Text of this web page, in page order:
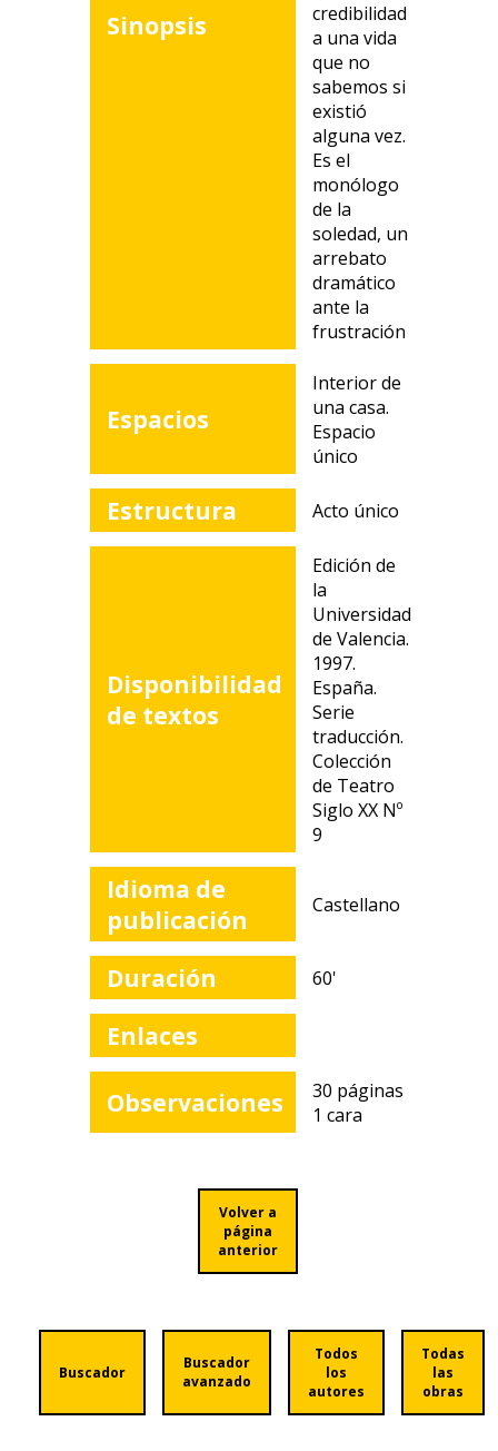
Sinopsis
credibilidad
a una vida
que no
sabemos si
existió
alguna vez.
Es el
monólogo
de la
soledad, un
arrebato
dramático
ante la
frustración
Espacios
Interior de
una casa.
Espacio
único
Estructura Acto único
Disponibilidad
de textos
Edición de
la
Universidad
de Valencia.
1997.
España.
Serie
traducción.
Colección
de Teatro
Siglo XX Nº
9
Idioma de
publicación
Castellano
Duración 60'
Enlaces
Observaciones
30 páginas
1 cara
Volver a
página
anterior
Buscador
Buscador
avanzado
Todos
los
autores
Todas
las
obras